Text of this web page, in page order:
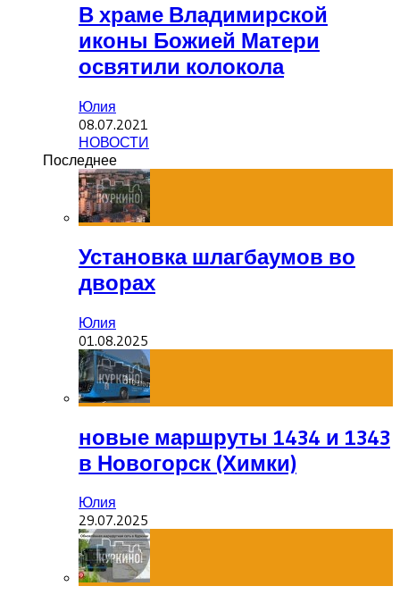
В храме Владимирской
иконы Божией Матери
освятили колокола
Юлия
08.07.2021
НОВОСТИ
Последнее
Установка шлагбаумов во
дворах
Юлия
01.08.2025
новые маршруты 1434 и 1343
в Новогорск (Химки)
Юлия
29.07.2025